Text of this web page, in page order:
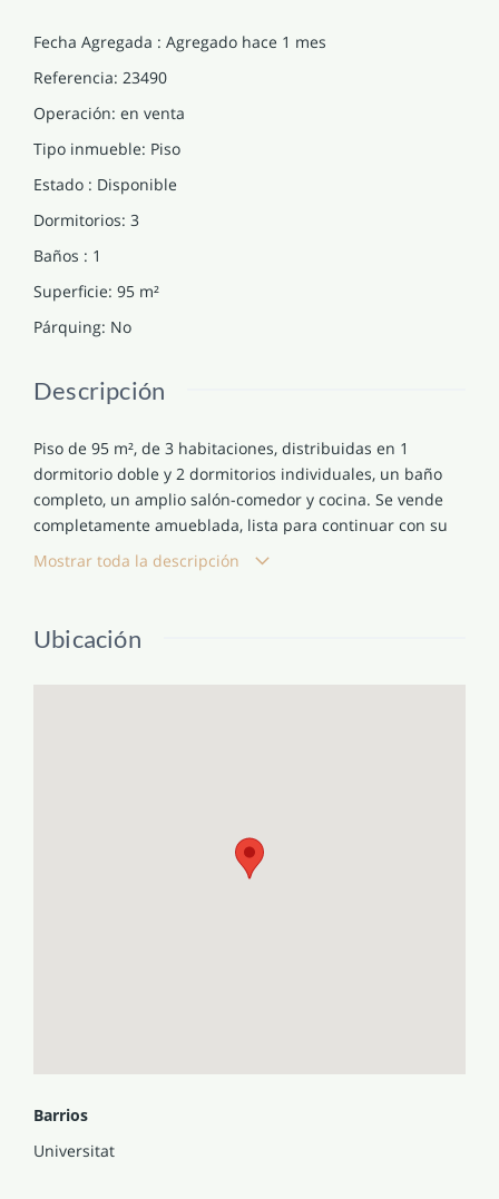
Fecha Agregada : Agregado hace 1 mes
Referencia: 23490
Operación: en venta
Tipo inmueble: Piso
Estado : Disponible
Dormitorios: 3
Baños : 1
Superficie: 95 m²
Párquing: No
Descripción
Piso de 95 m², de 3 habitaciones, distribuidas en 1
dormitorio doble y 2 dormitorios individuales, un baño
completo, un amplio salón-comedor y cocina. Se vende
completamente amueblada, lista para continuar con su
aprovechamiento.
funcionalidad al inmueble.
Mostrar toda la descripción
Ubicación
Barrios
Universitat